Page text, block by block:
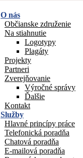
O nás
Občianske združenie
Na stiahnutie
Logotypy
Plagáty
Projekty
Partneri
Zverejňovanie
Výročné správy
Ďalšie
Kontakt
Služby
Hlavné princípy práce
Telefonická poradňa
Chatová poradňa
E-mailová poradňa